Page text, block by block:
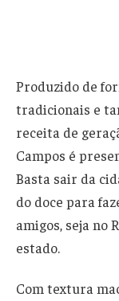
Produzido de
tradicionais e
receita de
Campos é
Basta sair da
do doce para
amigos, seja no
estado.
Com textura